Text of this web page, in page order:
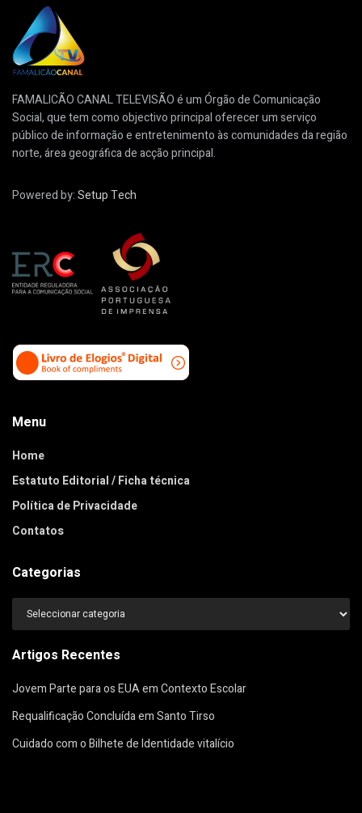
FAMALICÃO CANAL TELEVISÃO é um Órgão de Comunicação
Social, que tem como objectivo principal oferecer um serviço
público de informação e entretenimento às comunidades da região
norte, área geográfica de acção principal.
Powered by:Setup Tech
Menu
Home
Estatuto Editorial / Ficha técnica
Política de Privacidade
Contatos
Categorias
Categorias
Artigos Recentes
Jovem Parte para os EUA em Contexto Escolar
Requalificação Concluída em Santo Tirso
Cuidado com o Bilhete de Identidade vitalício